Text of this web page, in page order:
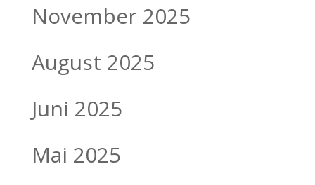
November 2025
August 2025
Juni 2025
Mai 2025